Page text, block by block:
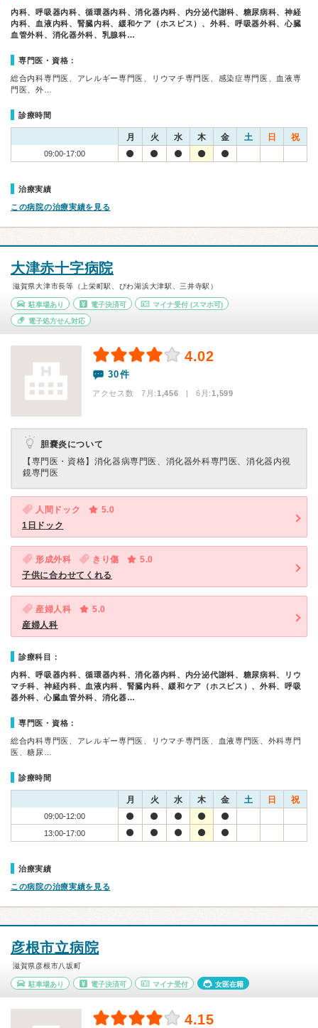
内科、呼吸器内科、循環器内科、消化器内科、内分泌代謝科、糖尿病科、神経
内科、血液内科、腎臓内科、緩和ケア（ホスピス）、外科、呼吸器外科、心臓
血管外科、消化器外科、乳腺科…
専門医・資格：
総合内科専門医、アレルギー専門医、リウマチ専門医、感染症専門医、血液専
門医、外…
診療時間
月 火 水 木 金 土 日 祝
09:00-17:00
治療実績
この病院の治療実績を見る
大津赤十字病院
滋賀県大津市長等（上栄町駅、びわ湖浜大津駅、三井寺駅）
駐車場あり 電子決済可 マイナ受付 (スマホ可)
電子処方せん対応
4.02
30件
アクセス数 7月:1,456 | 6月:1,599
胆嚢炎について
【専門医・資格】 消化器病専門医、消化器外科専門医、消化器内視
鏡専門医
人間ドック
5.0
1日ドック
形成外科 きり傷
5.0
子供に合わせてくれる
産婦人科
5.0
産婦人科
診療科目：
内科、呼吸器内科、循環器内科、消化器内科、内分泌代謝科、糖尿病科、リウ
マチ科、神経内科、血液内科、腎臓内科、緩和ケア（ホスピス）、外科、呼吸
器外科、心臓血管外科、消化器…
専門医・資格：
総合内科専門医、アレルギー専門医、リウマチ専門医、血液専門医、外科専門
医、糖尿…
診療時間
月 火 水 木 金 土 日 祝
09:00-12:00
13:00-17:00
治療実績
この病院の治療実績を見る
彦根市立病院
滋賀県彦根市八坂町
駐車場あり 電子決済可 マイナ受付 女医在籍
4.15